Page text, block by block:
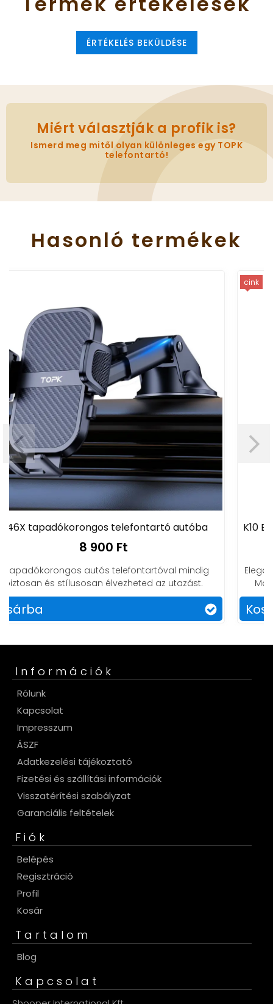
ÉRTÉKELÉS BEKÜLDÉSE
Miért választják a profik is?
Ismerd meg mitől olyan különleges egy TOPK
telefontartó!
Hasonló termékek
autóba
mindig
az utazást.
K10 Elegáns MagSafe telefontartó
Elegancia és praktikum egy eszközben
MagSafe telefontartóval, stílusosan
Információk
Rólunk
Kapcsolat
Impresszum
ÁSZF
Adatkezelési tájékoztató
Fizetési és szállítási információk
Visszatérítési szabályzat
Garanciális feltételek
Fiók
Belépés
Regisztráció
Profil
Kosár
Tartalom
Blog
Kapcsolat